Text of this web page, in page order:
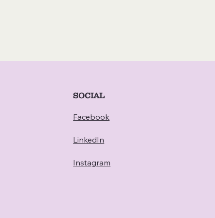
SOCIAL
Facebook
LinkedIn
Instagram